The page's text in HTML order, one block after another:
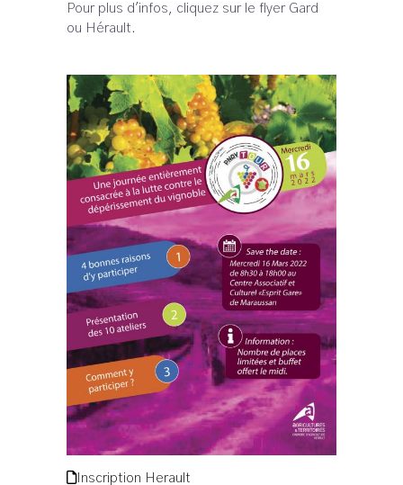
Pour plus d'infos, cliquez sur le flyer Gard
ou Hérault.
Inscription Herault